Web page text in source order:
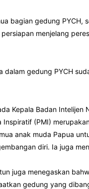
bagian gedung PYCH,
menjelang
gedung PYCH
Kepala Badan Intelijen
(PMI)
anak muda Papua
diri. Ia juga
juga menegaskan
gedung yang